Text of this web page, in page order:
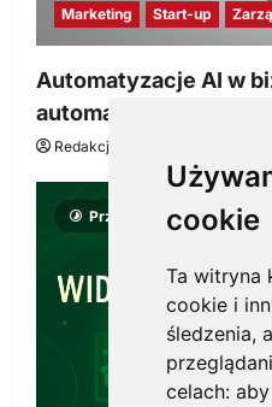
cookie
Ta witryna
cookie i
śledzenia,
celach:
Marketing Start-up
Automatyzacje AI w
automatyzacji i
Redakcja KnowMore.pl
Przeczytano 8 minut